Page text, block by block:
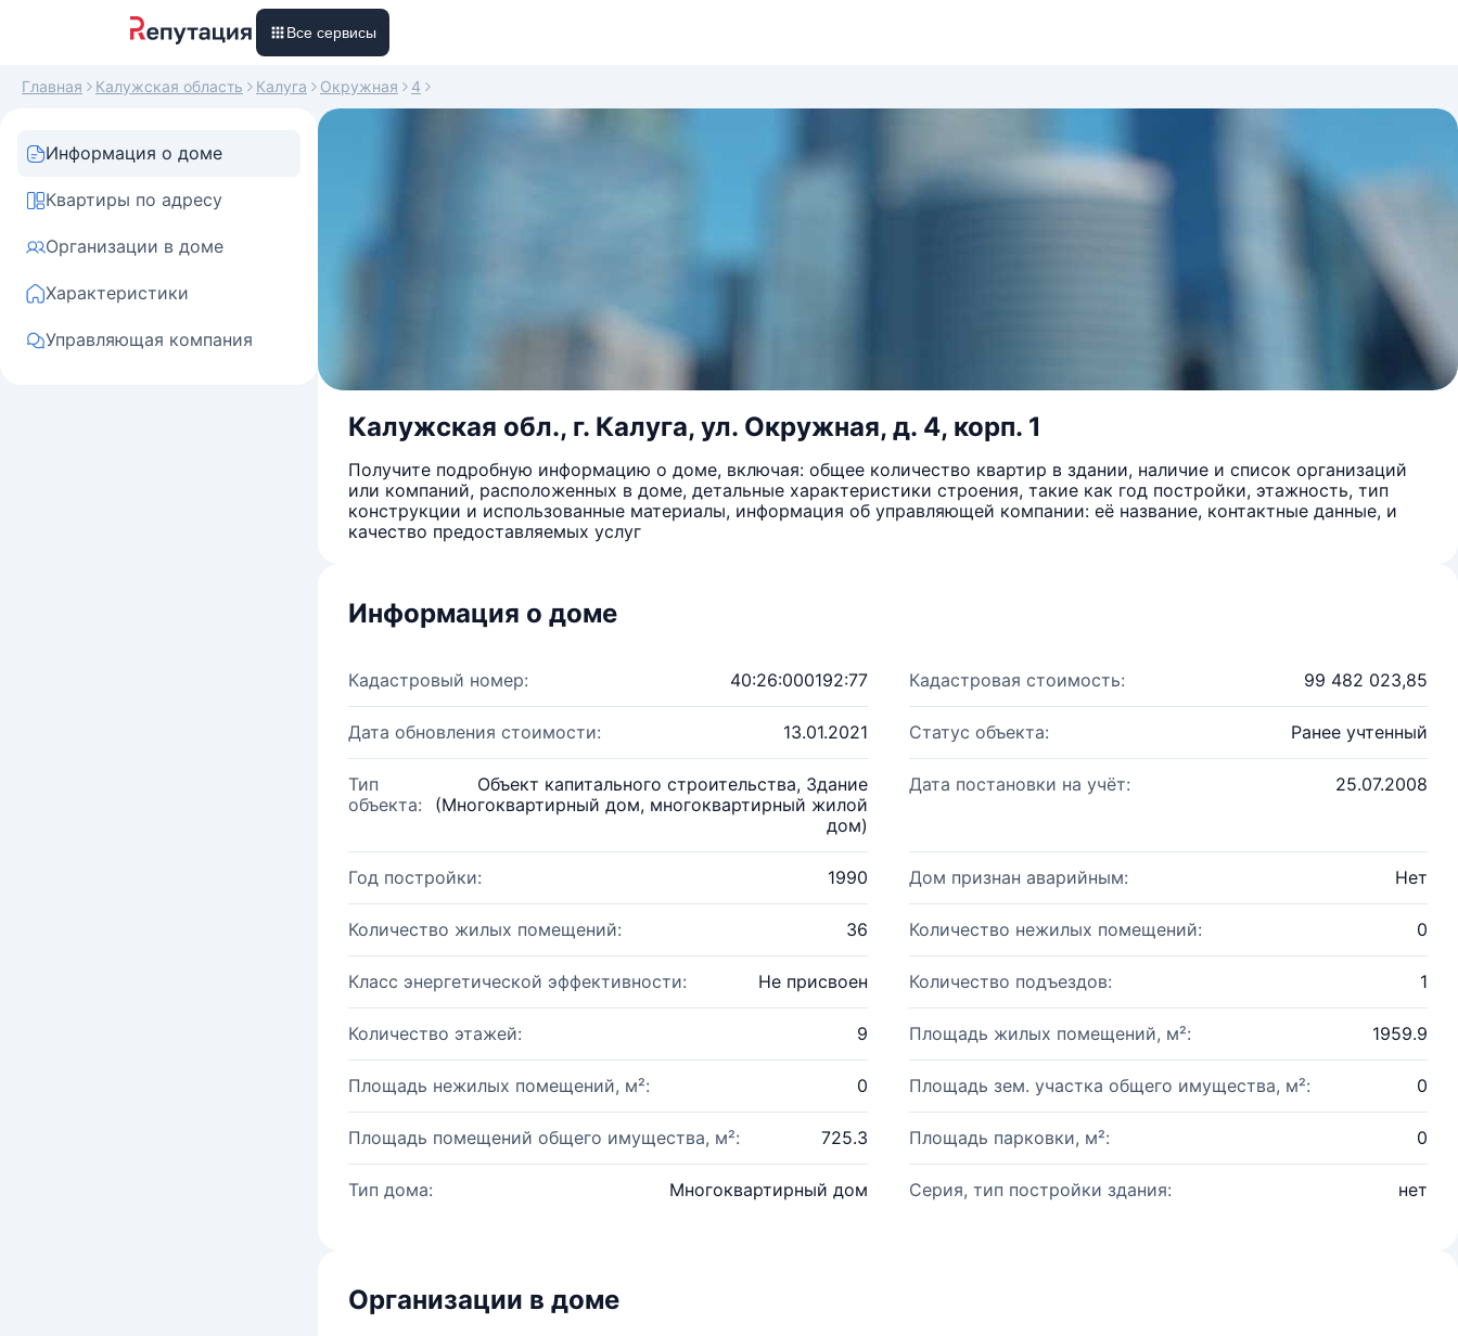
Все сервисы
Главная Калужская область Калуга Окружная 4
Информация о доме
Квартиры по адресу
Организации в доме
Характеристики
Управляющая компания
Калужская обл., г. Калуга, ул. Окружная, д. 4, корп. 1
Получите подробную информацию о доме, включая: общее количество квартир в здании, наличие и список организаций
или компаний, расположенных в доме, детальные характеристики строения, такие как год постройки, этажность, тип
конструкции и использованные материалы, информация об управляющей компании: её название, контактные данные, и
качество предоставляемых услуг
Информация о доме
Кадастровый номер: 40:26:000192:77 Кадастровая стоимость: 99 482 023,85
Дата обновления стоимости: 13.01.2021 Статус объекта: Ранее учтенный
Тип
объекта:
Объект капитального строительства, Здание
(Многоквартирный дом, многоквартирный жилой
дом)
Дата постановки на учёт: 25.07.2008
Год постройки: 1990 Дом признан аварийным: Нет
Количество жилых помещений: 36 Количество нежилых помещений: 0
Класс энергетической эффективности: Не присвоен Количество подъездов: 1
Количество этажей: 9 Площадь жилых помещений, м²: 1959.9
Площадь нежилых помещений, м²: 0 Площадь зем. участка общего имущества, м²: 0
Площадь помещений общего имущества, м²: 725.3 Площадь парковки, м²: 0
Тип дома: Многоквартирный дом Серия, тип постройки здания: нет
Организации в доме